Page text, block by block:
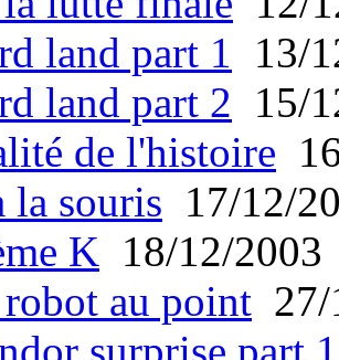
land part 1 13/
land part 2 15/
de l'histoire
la souris 17/12/
K 18/12/2003
au point